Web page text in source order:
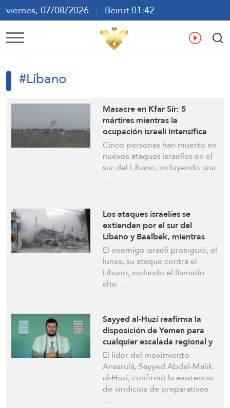
viernes, 07/08/2026
Beirut 01:42
ع En
#Líbano
Masacre en Kfar Sir: 5
mártires mientras la
ocupación israelí intensifica
los ataques en el sur del
Líbano
Cinco personas han muerto en
nuevos ataques israelíes en el
sur del Líbano, incluyendo una
…
Los ataques israelíes se
extienden por el sur del
Líbano y Baalbek, mientras
que el número de muertos por
la agresión israelí se acerca a
los 3.000
El enemigo israelí prosiguió, el
lunes, su ataque contra el
Líbano, violando el llamado
alto …
Sayyed al-Huzí reafirma la
disposición de Yemen para
cualquier escalada regional y
elogia las operaciones de la
Resistencia en el Líbano
El líder del movimiento
Ansarulá, Sayyed Abdel-Malik
al-Huzí, confirmó la existencia
de «indicios de preparativos
…